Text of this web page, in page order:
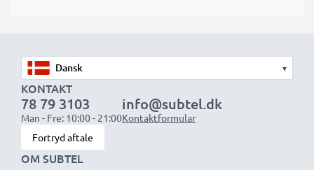
▾
KONTAKT
78 79 3103
Man - Fre: 10:00 - 21:00
info@subtel.dk
Kontaktformular
Fortryd aftale
OM SUBTEL